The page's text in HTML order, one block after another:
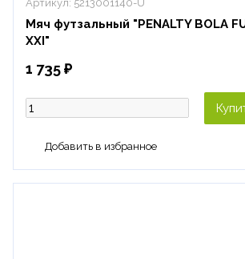
Артикул: 5213001140-U
Мяч футзальный "PENALTY BOLA
XXI"
1 735 ₽